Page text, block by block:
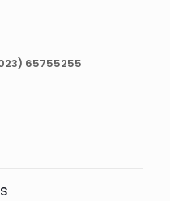
65755255